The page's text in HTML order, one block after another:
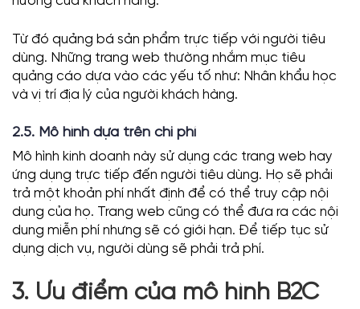
Từ đó quảng bá sản phẩm trực tiếp với người tiêu
dùng. Những trang web thường nhắm mục tiêu
quảng cáo dựa vào các yếu tố như: Nhân khẩu học
và vị trí địa lý của người khách hàng.
2.5. Mô hình dựa trên chi phí
Mô hình kinh doanh này sử dụng các trang web hay
ứng dụng trực tiếp đến người tiêu dùng. Họ sẽ phải
trả một khoản phí nhất định để có thể truy cập nội
dung của họ. Trang web cũng có thể đưa ra các nội
dung miễn phí nhưng sẽ có giới hạn. Để tiếp tục sử
dụng dịch vụ, người dùng sẽ phải trả phí.
3. Ưu điểm của mô hình B2C